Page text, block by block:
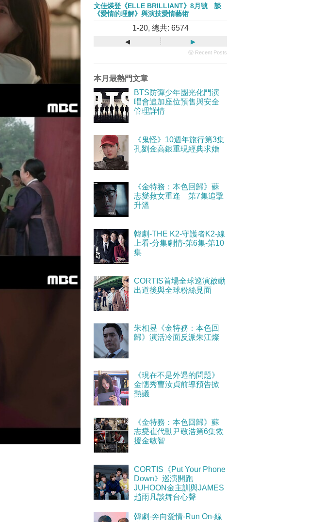
文佳煐登《ELLE BRILLIANT》8月號 談
《愛情的理解》與演技愛情藝術
1-20, 總共: 6574
◂ ▸
ⓦ Recent Posts
本月最熱門文章
BTS防彈少年團光化門演
唱會追加座位預售與安全
管理詳情
《鬼怪》10週年旅行第3集
孔劉金高銀重現經典求婚
《金特務：本色回歸》蘇
志燮救女重逢 第7集追擊
升溫
韓劇-THE K2-守護者K2-線
上看-分集劇情-第6集-第10
集
CORTIS首場全球巡演啟動
出道後與全球粉絲見面
朱相昱《金特務：本色回
歸》演活冷面反派朱江燦
《現在不是外遇的問題》
金憓秀曹汝貞前導預告掀
熱議
《金特務：本色回歸》蘇
志燮崔代勳尹敬浩第6集救
援金敏智
CORTIS《Put Your Phone
Down》巡演開跑
JUHOON金主訓與JAMES
趙雨凡談舞台心聲
韓劇-奔向愛情-Run On-線